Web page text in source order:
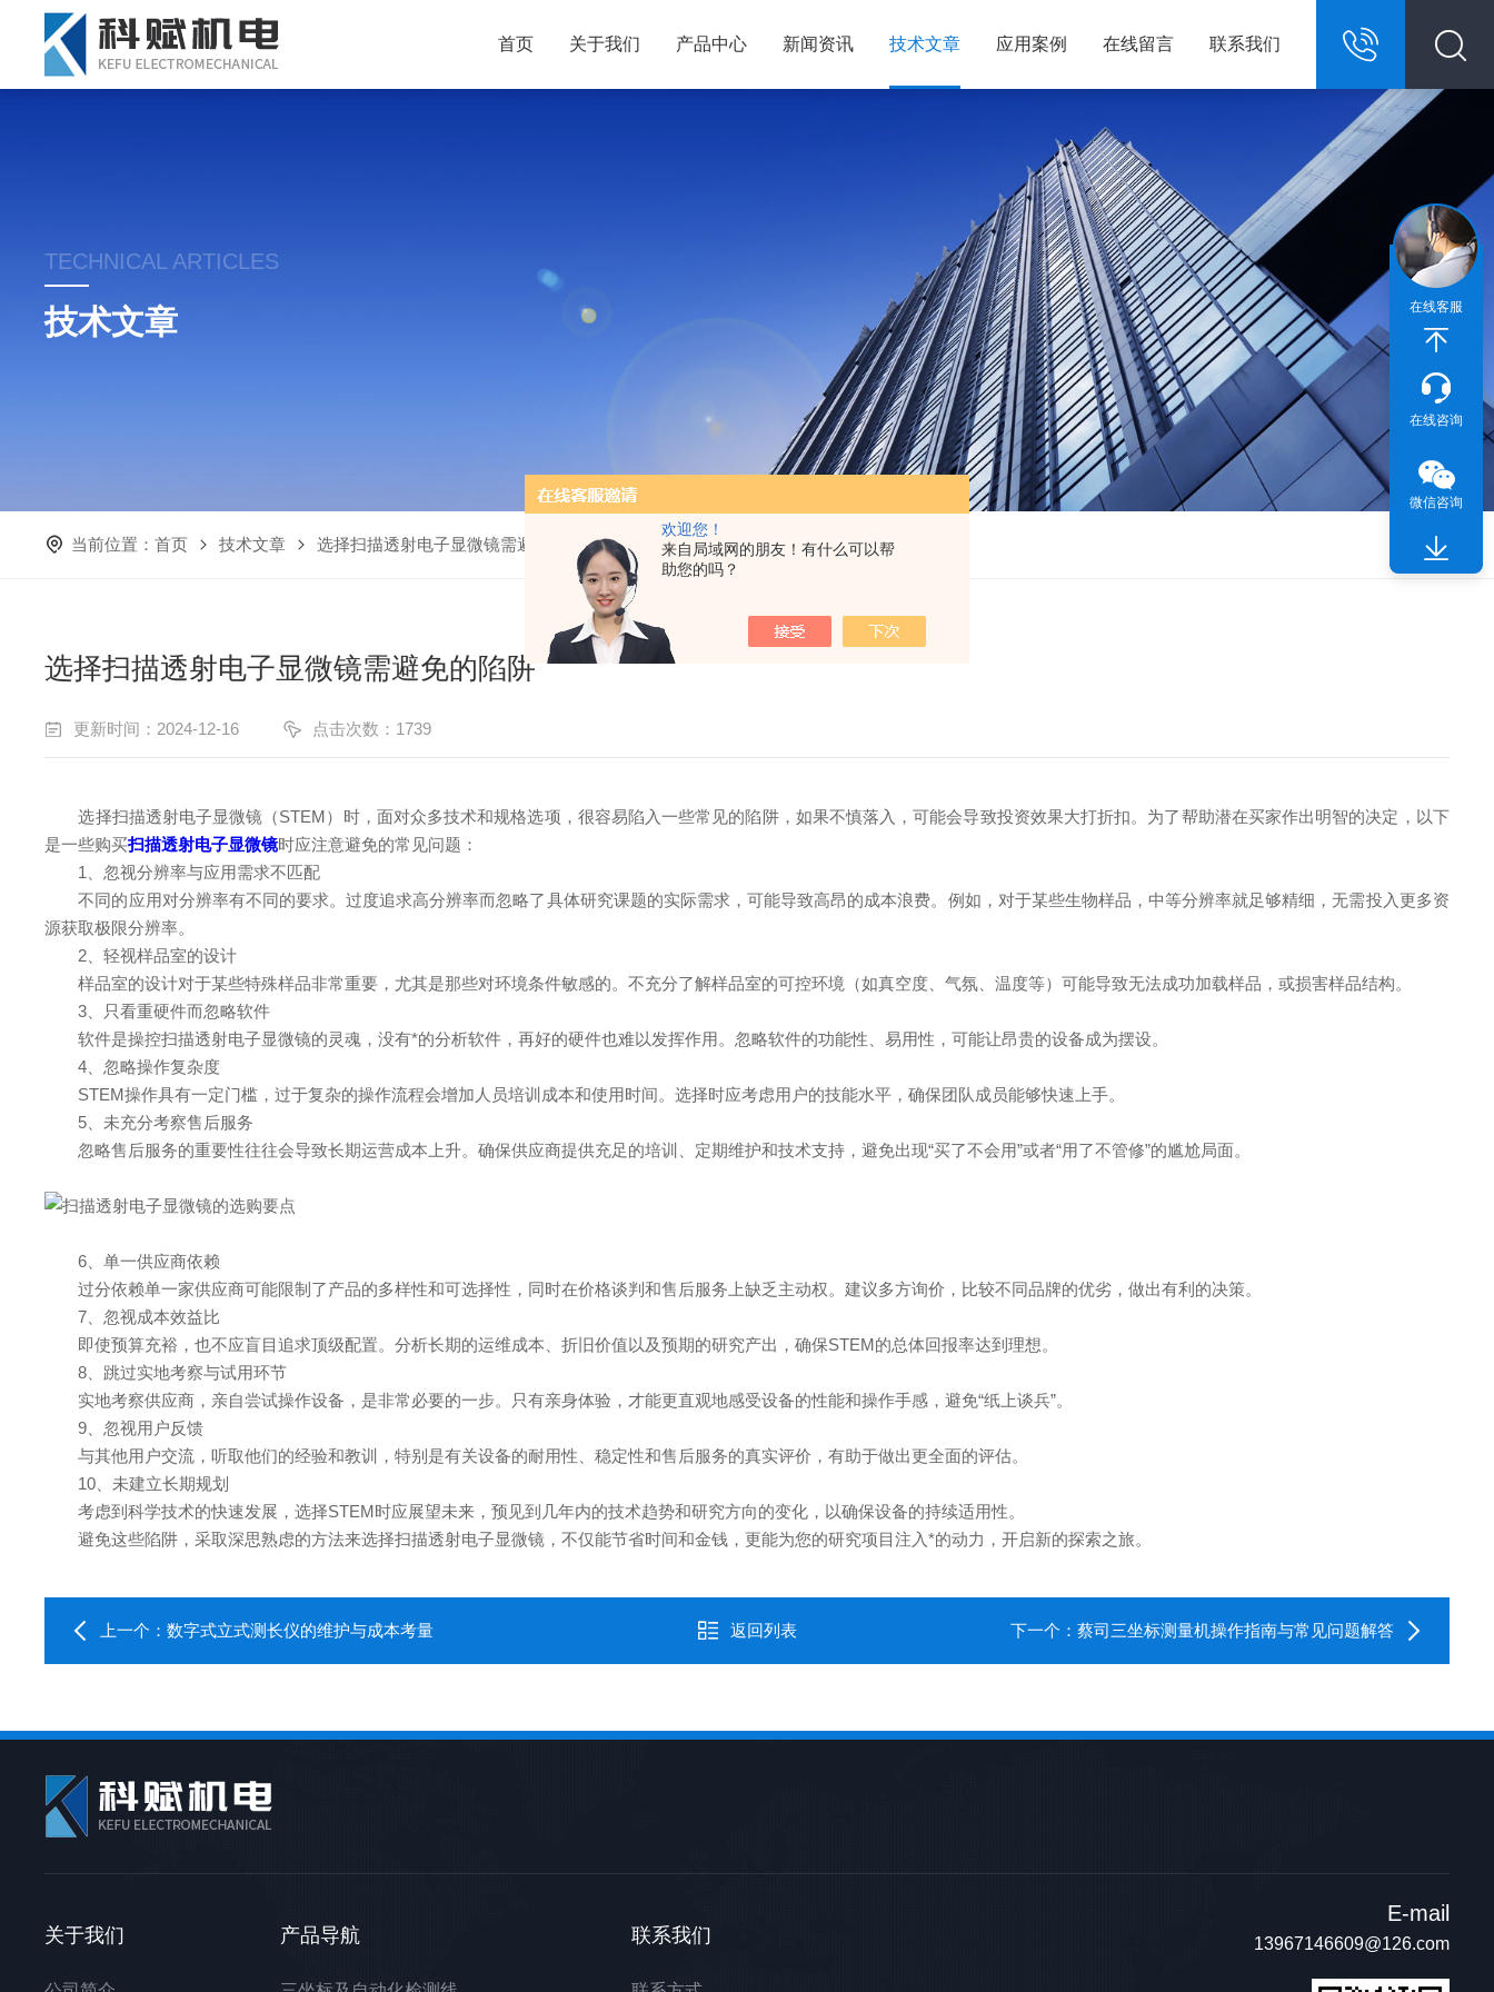
欢迎您！
来自局域网的朋友！有什么可以帮
助您的吗？
13967146609
首页 关于我们 产品中心 新闻资讯 技术文章 应用案例 在线留言 联系我们
TECHNICAL ARTICLES
技术文章
当前位置：首页 技术文章 选择扫描透射电子显微镜需避免的陷阱
选择扫描透射电子显微镜需避免的陷阱
更新时间：2024-12-16 点击次数：1739
选择扫描透射电子显微镜（STEM）时，面对众多技术和规格选项，很容易陷入一些常见的陷阱，如果不慎落入，可能会导致投资效果大打折扣。为了帮助潜在买家作出明智的决定，以下
是一些购买扫描透射电子显微镜时应注意避免的常见问题：
1、忽视分辨率与应用需求不匹配
不同的应用对分辨率有不同的要求。过度追求高分辨率而忽略了具体研究课题的实际需求，可能导致高昂的成本浪费。例如，对于某些生物样品，中等分辨率就足够精细，无需投入更多资
源获取极限分辨率。
2、轻视样品室的设计
样品室的设计对于某些特殊样品非常重要，尤其是那些对环境条件敏感的。不充分了解样品室的可控环境（如真空度、气氛、温度等）可能导致无法成功加载样品，或损害样品结构。
3、只看重硬件而忽略软件
软件是操控扫描透射电子显微镜的灵魂，没有*的分析软件，再好的硬件也难以发挥作用。忽略软件的功能性、易用性，可能让昂贵的设备成为摆设。
4、忽略操作复杂度
STEM操作具有一定门槛，过于复杂的操作流程会增加人员培训成本和使用时间。选择时应考虑用户的技能水平，确保团队成员能够快速上手。
5、未充分考察售后服务
忽略售后服务的重要性往往会导致长期运营成本上升。确保供应商提供充足的培训、定期维护和技术支持，避免出现“买了不会用”或者“用了不管修”的尴尬局面。
6、单一供应商依赖
过分依赖单一家供应商可能限制了产品的多样性和可选择性，同时在价格谈判和售后服务上缺乏主动权。建议多方询价，比较不同品牌的优劣，做出有利的决策。
7、忽视成本效益比
即使预算充裕，也不应盲目追求顶级配置。分析长期的运维成本、折旧价值以及预期的研究产出，确保STEM的总体回报率达到理想。
8、跳过实地考察与试用环节
实地考察供应商，亲自尝试操作设备，是非常必要的一步。只有亲身体验，才能更直观地感受设备的性能和操作手感，避免“纸上谈兵”。
9、忽视用户反馈
与其他用户交流，听取他们的经验和教训，特别是有关设备的耐用性、稳定性和售后服务的真实评价，有助于做出更全面的评估。
10、未建立长期规划
考虑到科学技术的快速发展，选择STEM时应展望未来，预见到几年内的技术趋势和研究方向的变化，以确保设备的持续适用性。
避免这些陷阱，采取深思熟虑的方法来选择扫描透射电子显微镜，不仅能节省时间和金钱，更能为您的研究项目注入*的动力，开启新的探索之旅。
上一个：数字式立式测长仪的维护与成本考量 返回列表 下一个： 蔡司三坐标测量机操作指南与常见问题解答
关于我们 产品导航 联系我们
E-mail
13967146609@126.com
在线客服
在线咨询
微信咨询